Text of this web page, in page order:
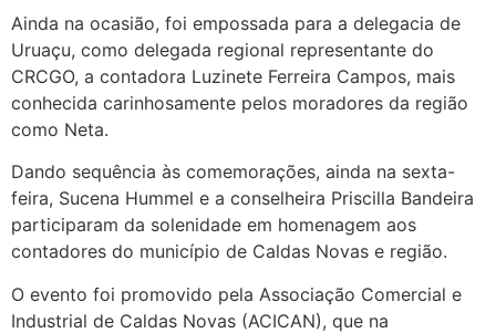
Ainda na ocasião, foi empossada para a delegacia de
Uruaçu, como delegada regional representante do
CRCGO, a contadora Luzinete Ferreira Campos, mais
conhecida carinhosamente pelos moradores da região
como Neta.
Dando sequência às comemorações, ainda na sexta-
feira, Sucena Hummel e a conselheira Priscilla Bandeira
participaram da solenidade em homenagem aos
contadores do município de Caldas Novas e região.
O evento foi promovido pela Associação Comercial e
Industrial de Caldas Novas (ACICAN), que na